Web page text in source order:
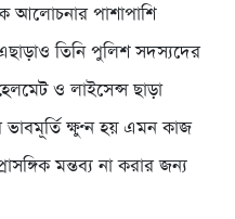
আলোচনার পাশাপাশি
তিনি পুলিশ সদস্যদের
ও লাইসেন্স ছাড়া
ক্ষুণ্ন হয় এমন কাজ
মন্তব্য না করার জন্য